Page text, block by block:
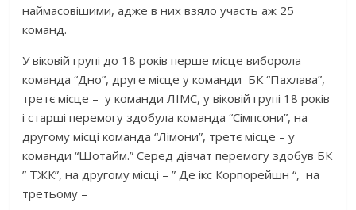
наймасовішими, адже в них взяло участь аж 25
команд.
У віковій групі до 18 років перше місце виборола
команда “Дно”, друге місце у команди БК “Пахлава”,
третє місце – у команди ЛІМС, у віковій групі 18 років
і старші перемогу здобула команда “Сімпсони”, на
другому місці команда “Лімони”, третє місце – у
команди “Шотайм.” Серед дівчат перемогу здобув БК
” ТЖК”, на другому місці – ” Де ікс Корпорейшн “, на
третьому –